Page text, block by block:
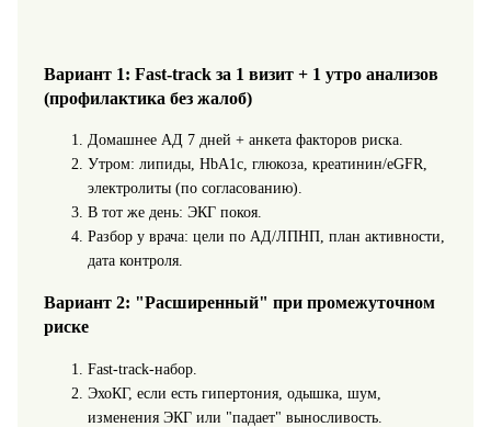
Вариант 1: Fast‑track за 1 визит + 1 утро анализов
(профилактика без жалоб)
Домашнее АД 7 дней + анкета факторов риска.
Утром: липиды, HbA1c, глюкоза, креатинин/eGFR,
электролиты (по согласованию).
В тот же день: ЭКГ покоя.
Разбор у врача: цели по АД/ЛПНП, план активности,
дата контроля.
Вариант 2: "Расширенный" при промежуточном
риске
Fast‑track‑набор.
ЭхоКГ, если есть гипертония, одышка, шум,
изменения ЭКГ или "падает" выносливость.